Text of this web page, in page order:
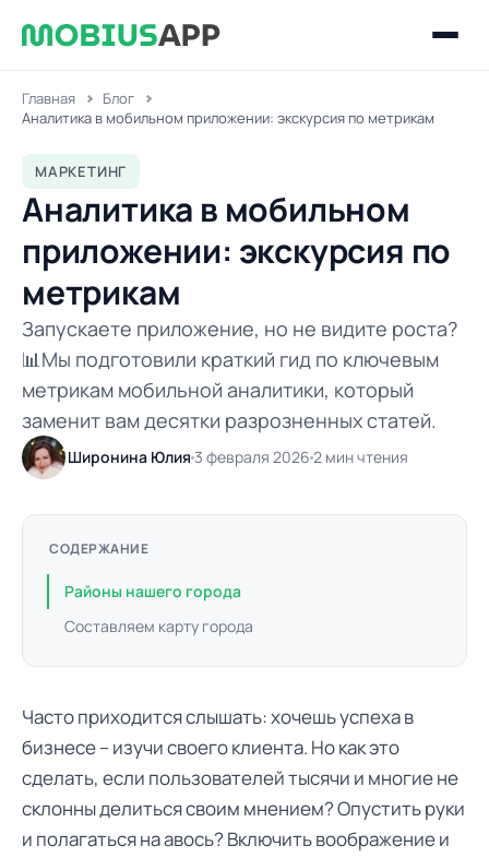
Главная
Блог
Аналитика в мобильном приложении: экскурсия по метрикам
МАРКЕТИНГ
Аналитика в мобильном
приложении: экскурсия по
метрикам
Запускаете приложение, но не видите роста?
📊Мы подготовили краткий гид по ключевым
метрикам мобильной аналитики, который
заменит вам десятки разрозненных статей.
Широнина Юлия 3 февраля 2026 2 мин чтения
СОДЕРЖАНИЕ
Районы нашего города
Составляем карту города
Часто приходится слышать: хочешь успеха в
бизнесе – изучи своего клиента. Но как это
сделать, если пользователей тысячи и многие не
склонны делиться своим мнением? Опустить руки
и полагаться на авось? Включить воображение и